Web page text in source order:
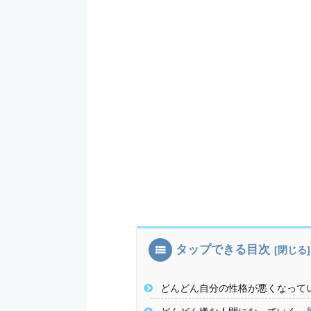
タップできる目次
どんどん自分の性格が悪くなっ